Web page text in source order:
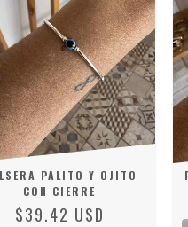
PALITO Y OJITO
CON CIERRE
$39.42 USD